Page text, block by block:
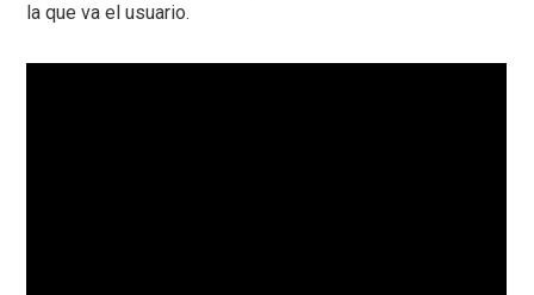
la que va el usuario.